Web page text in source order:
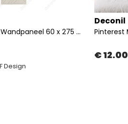
Moon Serie MDF Wandpaneel 60 x 275 cm – Dekorative Wandverkleidung für Innenräume
Design
Deconil
€ 12.00